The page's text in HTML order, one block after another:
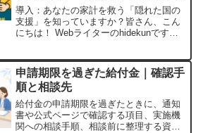
学旅行費までまるっと補助！〜
導入：あなたの家計を救う「隠れた国の
支援」を知っていますか？皆さん、こん
にちは！ Webライターのhidekunです。
ね？ 「義務教育は無償」って言われるけ
れど、実際には給食費に学用品、体操
服、部活動の費用、そして修学旅行
代…。...
申請期限を過ぎた給付金｜確認手
順と相談先
給付金の申請期限を過ぎたときに、通知
書や公式ページで確認する項目、実施機
関への相談手順、相談前に整理する資料